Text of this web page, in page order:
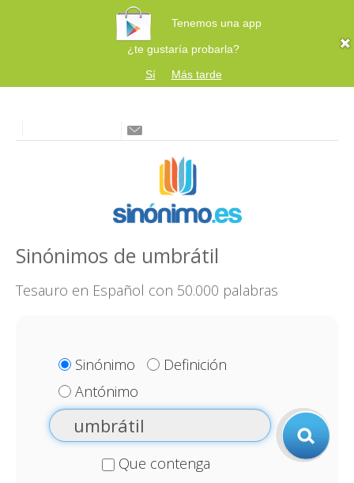
Tenemos una app
¿te gustaría probarla?
Sí
Más tarde
Sinónimos de umbrátil
Tesauro en Español con 50.000 palabras
Sinónimo
Definición
Antónimo
Que contenga